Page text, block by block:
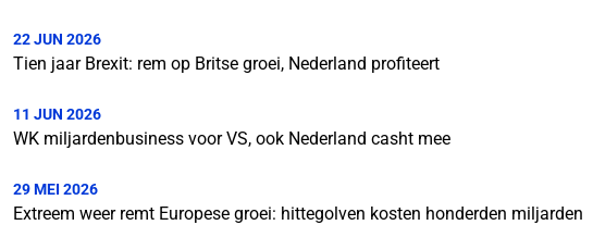
22 JUN 2026
Tien jaar Brexit: rem op Britse groei, Nederland profiteert
11 JUN 2026
WK miljardenbusiness voor VS, ook Nederland casht mee
29 MEI 2026
Extreem weer remt Europese groei: hittegolven kosten honderden miljarden